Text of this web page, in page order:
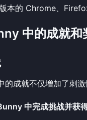
本的 Chrome、
中的成就和
的成就不仅增加了刺
中完成挑战并获